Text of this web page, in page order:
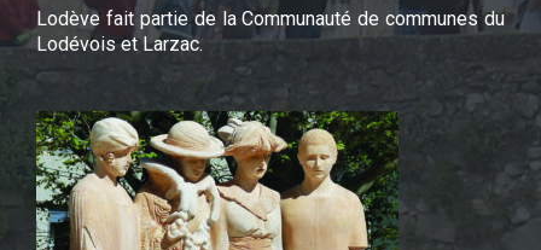
Lodève fait partie de la Communauté de communes du
Lodévois et Larzac.